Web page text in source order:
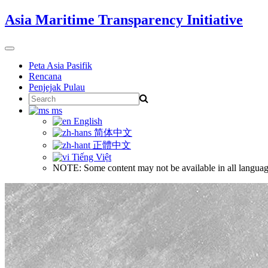
Skip
to
Asia Maritime Transparency Initiative
Toggle
navigationPeta Asia Pasifik
Rencana
Penjejak Pulau
Search
for:
ms
English
简体中文
正體中文
Tiếng Việt
NOTE: Some content may not be available in all